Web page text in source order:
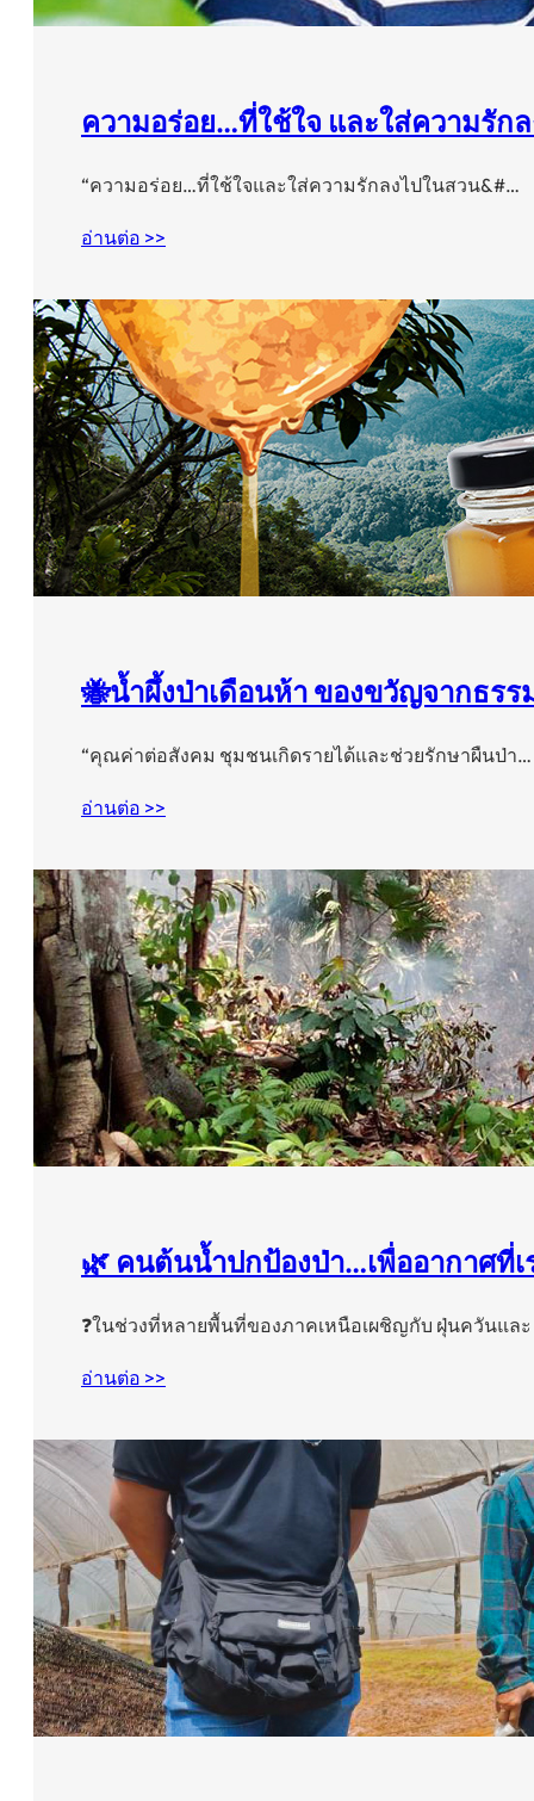
ความอร่อย…ที่ใช้ใจ และใส่ความรัก
“ความอร่อย…ที่ใช้ใจและใส่ความรักลงไปในสวน&#…
อ่านต่อ >>
🐝นํ้าผึ้งป่าเดือนห้า ของขวัญจากธร
“คุณค่าต่อสังคม ชุมชนเกิดรายได้และช่วยรักษาผืนป่า…
อ่านต่อ >>
🌿 คนต้นน้ำปกป้องป่า…เพื่ออากาศที่
❓ในช่วงที่หลายพื้นที่ของภาคเหนือเผชิญกับ ฝุ่นควันและ
อ่านต่อ >>